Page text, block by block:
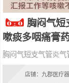
胸闷气短
嗽痰多咽痛膏
胸闷气短支气管炎
店铺：九郡医疗